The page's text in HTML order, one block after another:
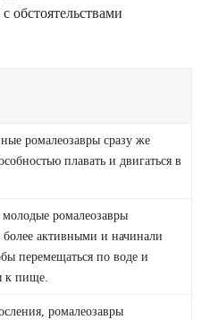
обстоятельствами
ромалеозавры сразу же
плавать и двигаться в
ромалеозавры
более активными и начинали
перемещаться по воде и
к пище.
ромалеозавры